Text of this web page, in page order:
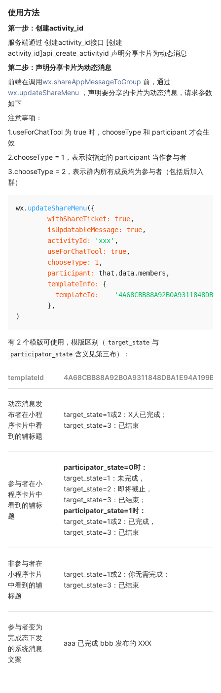
使用方法
第一步：创建activity_id
服务端通过 创建activity_id接口 [创建
activity_id]api_create_activityid 声明分享卡片为动态消息
第二步：声明分享卡片为动态消息
前端在调用wx.shareAppMessageToGroup 前，通过
wx.updateShareMenu ，声明要分享的卡片为动态消息，请求参数
如下
注意事项：
1.useForChatTool 为 true 时，chooseType 和 participant 才会生
效
2.chooseType = 1，表示按指定的 participant 当作参与者
3.chooseType = 2，表示群内所有成员均为参与者（包括后加入
群）
wx. updateShareMenu({
withShareTicket : true,
isUpdatableMessage: true,
activityId : 'xxx' ,
useForChatTool : true,
chooseType: 1 ,
participant : that . data.members ,
templateInfo:
{
templateId :
} ,
)
有 2 个模版可使用，模版区别（ target_state 与
participator_state 含义见第三布）：
templateId
动态消息发
布者在小程
序卡片中看
到的辅标题
target_state=1或2：X人已完成；
target_state=3：已结束
参与者在小
程序卡片中
看到的辅标
题
participator_state=0时：
target_state=1：未完成，
target_state=2：即将截止，
target_state=3：已结束；
participator_state=1时：
target_state=1或2：已完成，
target_state=3：已结束
非参与者在
小程序卡片
中看到的辅
标题
target_state=1或2：你无需完成；
target_state=3：已结束
参与者变为
完成态下发
的系统消息
文案
aaa 已完成 bbb 发布的 XXX